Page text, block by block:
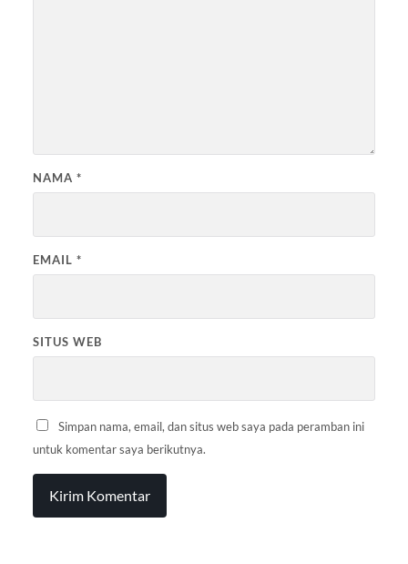
NAMA *
EMAIL *
SITUS WEB
Simpan nama, email, dan situs web saya pada peramban ini
untuk komentar saya berikutnya.